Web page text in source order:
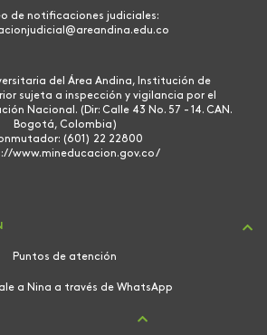
de notificaciones judiciales:
del Área Andina, Institución de
sujeta a inspección y vigilancia por el
Nacional. (Dir: Calle 43 No. 57 - 14. CAN.
Bogotá, Colombia)
(601) 22 22800
www.mineducacion.gov.co/
Puntos de atención
a Nina a través de WhatsApp